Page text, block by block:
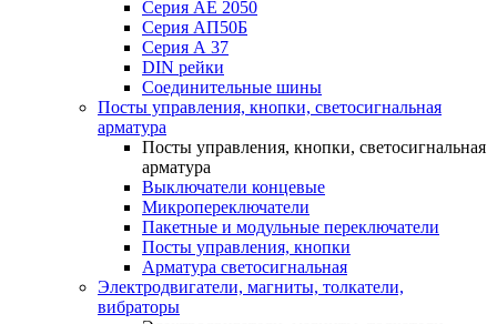
Серия АЕ 2050
Серия АП50Б
Серия А 37
DIN рейки
Соединительные шины
Посты управления, кнопки, светосигнальная
арматура
Посты управления, кнопки, светосигнальная
арматура
Выключатели концевые
Микропереключатели
Пакетные и модульные переключатели
Посты управления, кнопки
Арматура светосигнальная
Электродвигатели, магниты, толкатели,
вибраторы